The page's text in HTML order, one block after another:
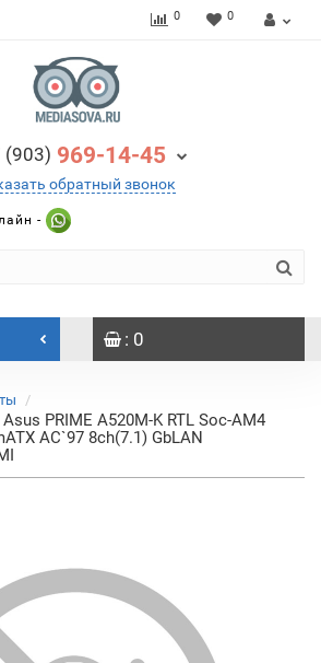
0 0
(903) 969-14-45
обратный звонок
-
: 0
PRIME A520M-K RTL Soc-AM4
AC`97 8ch(7.1) GbLAN